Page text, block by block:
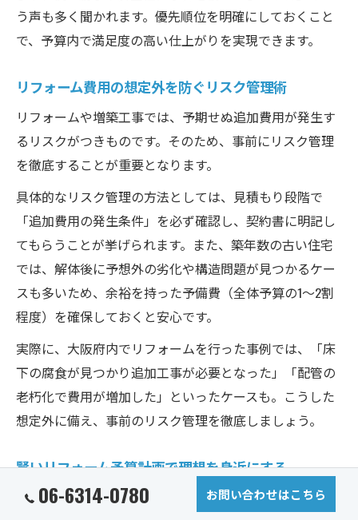
う声も多く聞かれます。優先順位を明確にしておくこと
で、予算内で満足度の高い仕上がりを実現できます。
リフォーム費用の想定外を防ぐリスク管理術
リフォームや増築工事では、予期せぬ追加費用が発生す
るリスクがつきものです。そのため、事前にリスク管理
を徹底することが重要となります。
具体的なリスク管理の方法としては、見積もり段階で
「追加費用の発生条件」を必ず確認し、契約書に明記し
てもらうことが挙げられます。また、築年数の古い住宅
では、解体後に予想外の劣化や構造問題が見つかるケー
スも多いため、余裕を持った予備費（全体予算の1～2割
程度）を確保しておくと安心です。
実際に、大阪府内でリフォームを行った事例では、「床
下の腐食が見つかり追加工事が必要となった」「配管の
老朽化で費用が増加した」といったケースも。こうした
想定外に備え、事前のリスク管理を徹底しましょう。
賢いリフォーム予算計画で理想を身近にする
理想の住まいを実現するためには、現実的かつ賢い予算
06-6314-0780 お問い合わせはこちら